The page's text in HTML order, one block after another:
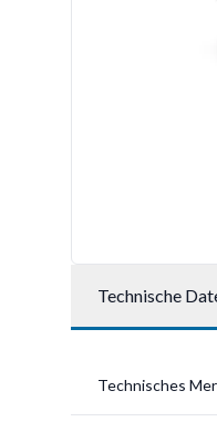
Technische
Technisches